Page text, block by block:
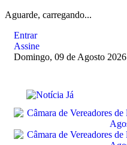
Aguarde, carregando...
Entrar
Assine
Domingo, 09 de Agosto 2026